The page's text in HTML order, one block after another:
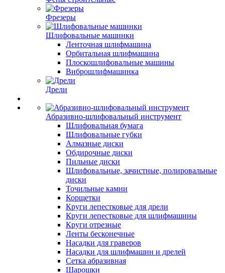
Фрезеры
Шлифовальные машинки
Ленточная шлифмашина
Орбитальная шлифмашина
Плоскошлифовальные машины
Виброшлифмашинка
Дрели
Абразивно-шлифовальный инструмент
Шлифовальная бумага
Шлифовальные губки
Алмазные диски
Обдирочные диски
Пильные диски
Шлифовальные, зачистные, полировальные
диски
Точильные камни
Корщетки
Круги лепестковые для дрели
Круги лепестковые для шлифмашины
Круги отрезные
Ленты бесконечные
Насадки для граверов
Насадки для шлифмашин и дрелей
Сетка абразивная
Шарошки